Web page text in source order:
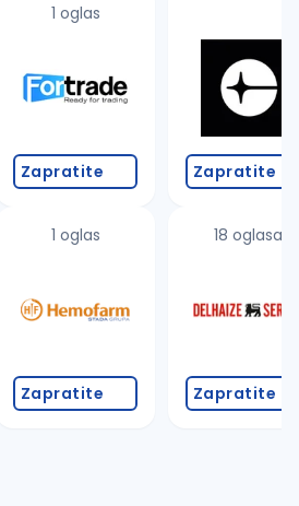
greške (koristite č, ć, š, đ,
filtere pretrage
1 oglas
Zapratite
1 oglas
Zapratite
Zapratite
18 oglasa
Zapratite